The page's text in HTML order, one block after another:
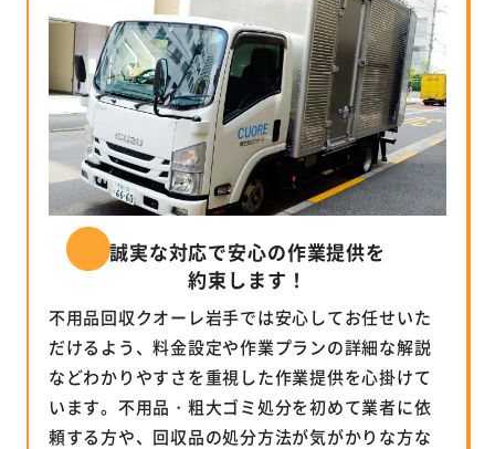
誠実な対応で安心の作業提供を
約束します！
不用品回収クオーレ岩手では安心してお任せいた
だけるよう、料金設定や作業プランの詳細な解説
などわかりやすさを重視した作業提供を心掛けて
います。不用品・粗大ゴミ処分を初めて業者に依
頼する方や、回収品の処分方法が気がかりな方な